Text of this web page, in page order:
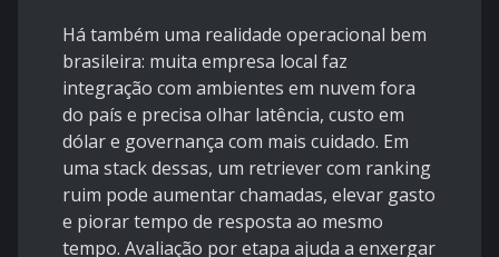
Há também uma realidade operacional bem
brasileira: muita empresa local faz
integração com ambientes em nuvem fora
do país e precisa olhar latência, custo em
dólar e governança com mais cuidado. Em
uma stack dessas, um retriever com ranking
ruim pode aumentar chamadas, elevar gasto
e piorar tempo de resposta ao mesmo
tempo. Avaliação por etapa ajuda a enxergar